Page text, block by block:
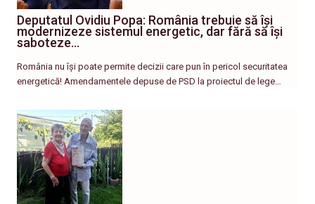
Deputatul Ovidiu Popa: România trebuie să își
modernizeze sistemul energetic, dar fără să își
saboteze…
România nu își poate permite decizii care pun în pericol securitatea
energetică! Amendamentele depuse de PSD la proiectul de lege…